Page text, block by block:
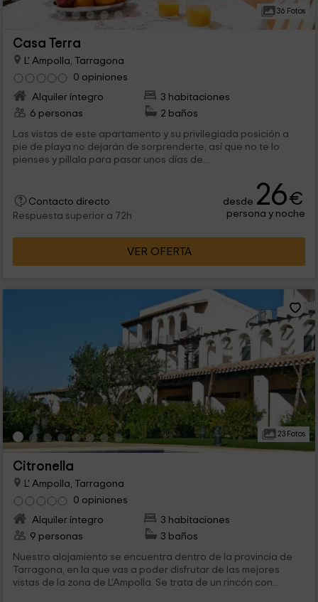
36 Fotos
Casa Terra
L' Ampolla, Tarragona
0 opiniones
Alquiler íntegro
3 habitaciones
6 personas
2 baños
Las vistas de este apartamento y su privilegiada posición a
pie de playa no dejarán de sorprenderte, así que no te lo
pienses y píllala para pasar unos días de...
Contacto directo
Respuesta superior a 72h
desde 26€
persona y noche
VER OFERTA
23 Fotos
Citronella
L' Ampolla, Tarragona
0 opiniones
Alquiler íntegro
3 habitaciones
9 personas
3 baños
Nuestro alojamiento se encuentra dentro de la provincia de
Tarragona, en la que vas a poder disfrutar de las mejores
vistas de la zona de L'Ampolla. Se trata de un rincón con...